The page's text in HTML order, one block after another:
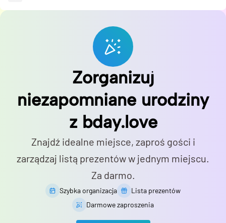
Zorganizuj
niezapomniane urodziny
z bday.love
Znajdź idealne miejsce, zaproś gości i
zarządzaj listą prezentów w jednym miejscu.
Za darmo.
Szybka organizacja
Lista prezentów
Darmowe zaproszenia